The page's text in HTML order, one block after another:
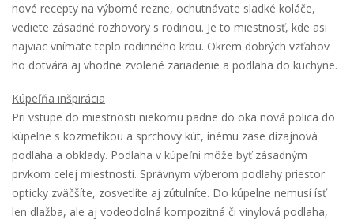
nové recepty na výborné rezne, ochutnávate sladké koláče,
vediete zásadné rozhovory s rodinou. Je to miestnosť, kde asi
najviac vnímate teplo rodinného krbu. Okrem dobrých vzťahov
ho dotvára aj vhodne zvolené zariadenie a podlaha do kuchyne.
Kúpeľňa inšpirácia
Pri vstupe do miestnosti niekomu padne do oka nová polica do
kúpelne s kozmetikou a sprchový kút, inému zase dizajnová
podlaha a obklady. Podlaha v kúpeľni môže byť zásadným
prvkom celej miestnosti. Správnym výberom podlahy priestor
opticky zväčšíte, zosvetlíte aj zútulníte. Do kúpelne nemusí ísť
len dlažba, ale aj vodeodolná kompozitná či vinylová podlaha,